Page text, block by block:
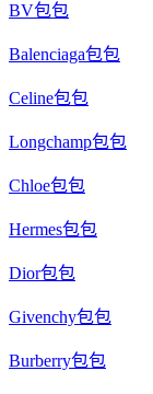
BV包包
Balenciaga包包
Celine包包
Longchamp包包
Chloe包包
Hermes包包
Dior包包
Givenchy包包
Burberry包包